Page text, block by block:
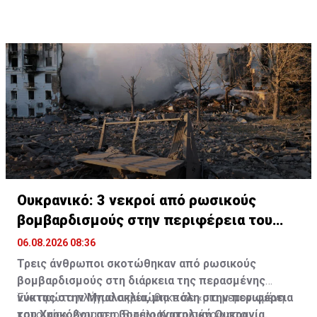
Ουκρανικό: 3 νεκροί από ρωσικούς
βομβαρδισμούς στην περιφέρεια του
Χαρκόβου
06.08.2026 08:36
Τρεις άνθρωποι σκοτώθηκαν από ρωσικούς
βομβαρδισμούς στη διάρκεια της περασμένης
νύκτας στην Μπαλακλία, μια πόλη στην περιφέρεια
Ένα πρώτο πλήγμα σημειώθηκε σε «μια μεμονωμένη